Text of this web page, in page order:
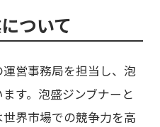
ついて
営事務局を担当し、泡
す。泡盛ジンブナーと
界市場での競争力を高